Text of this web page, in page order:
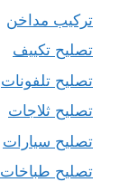
تركيب مداخن
تصليح تكييف
تصليح تلفونات
تصليح ثلاجات
تصليح سيارات
تصليح طباخات